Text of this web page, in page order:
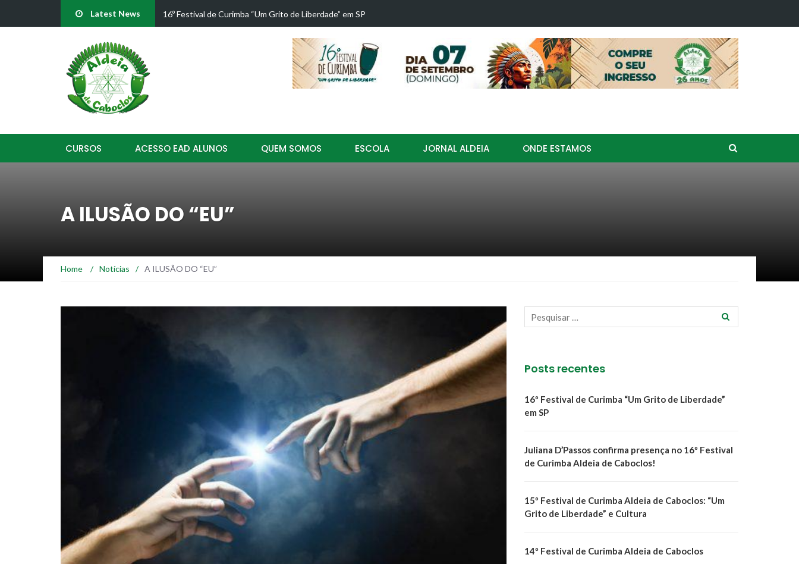
Latest News Juliana D'Passos confirma presença no 16º Festival de Curimba Aldeia de Caboclos!
CURSOS ACESSO EAD ALUNOS QUEM SOMOS ESCOLA JORNAL ALDEIA ONDE ESTAMOS
A ILUSÃO DO “EU”
Home / Notícias / A ILUSÃO DO “EU”
Posts recentes
16º Festival de Curimba “Um Grito de Liberdade”
em SP
Juliana D’Passos confirma presença no 16º Festival
de Curimba Aldeia de Caboclos!
15º Festival de Curimba Aldeia de Caboclos: “Um
Grito de Liberdade” e Cultura
14º Festival de Curimba Aldeia de Caboclos